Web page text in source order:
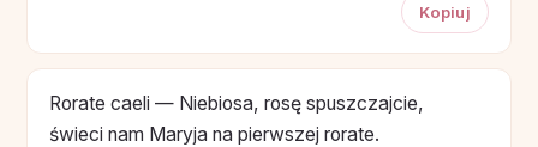
Kopiuj
Rorate caeli — Niebiosa, rosę spuszczajcie,
świeci nam Maryja na pierwszej rorate.